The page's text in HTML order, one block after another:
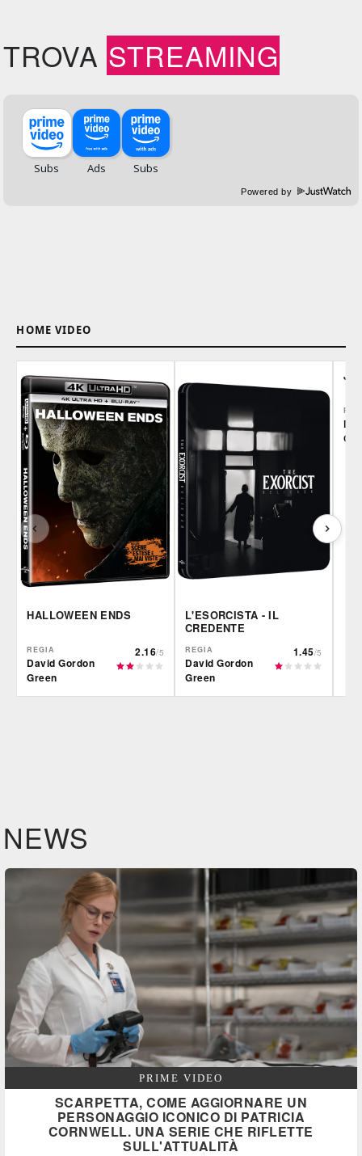
TROVA STREAMING
Powered by
HOME VIDEO
HALLOWEEN ENDS
REGIA
David Gordon
Green
2.16/5
L'ESORCISTA - IL
CREDENTE
REGIA
David Gordon
Green
1.45/5
NEWS
PRIME VIDEO
SCARPETTA, COME AGGIORNARE UN
PERSONAGGIO ICONICO DI PATRICIA
CORNWELL. UNA SERIE CHE RIFLETTE
SULL'ATTUALITÀ